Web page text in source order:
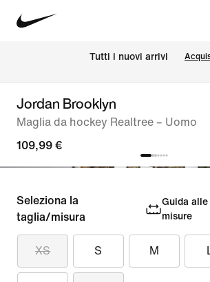
Tutti i nuovi arrivi
Jordan Brooklyn
Maglia da hockey Realtree – Uomo
109,99 €
Seleziona la
taglia/misura
Guida
misure
XS S M